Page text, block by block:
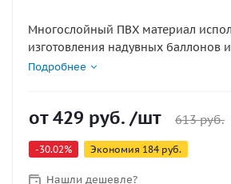
Многослойный ПВХ материал
изготовления надувных баллонов
Несущая основа сделана из
Материал для гребных и транцевых
элементов к ним. Зеленый. Ширина
Подробнее
от429 руб. /шт 613 руб.
-30.02% Экономия 184 руб.
Нашли дешевле?